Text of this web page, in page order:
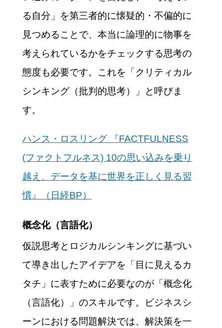
る自分」を第三者的に懐疑的・不偏的に
見つめることで、本当に論理的に物事を
考えられているかをチェックする思考の
態度も必要です。これを「クリティカル
シンキング（批判的思考）」と呼びま
す。
ハンス・ロスリング 『FACTFULNESS
(ファクトフルネス) 10の思い込みを乗り
越え、データを基に世界を正しく見る習
慣』（日経BP）
概念化（言語化）
仮説思考とロジカルシンキングに基づい
て導き出したアイデアを「目に見えるカ
タチ」に表すために必要なのが「概念化
（言語化）」のスキルです。ビジネスシ
ーンにおける問題解決では、解決策を一